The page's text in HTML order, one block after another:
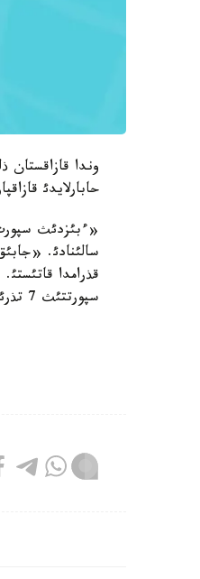
حابارلايدئ
سپورتتئث 7 تذرئنةن سئنعا تذستئ»، دةلئنگةن سايتتئث حابارلاماسئندا.